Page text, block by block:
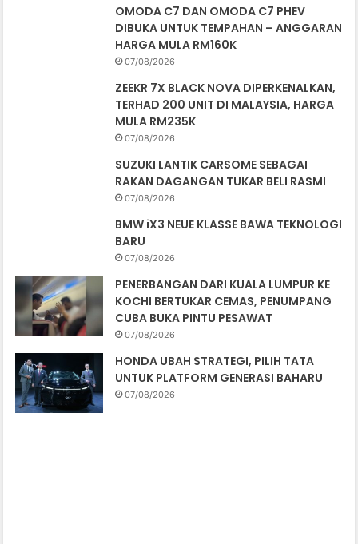
OMODA C7 DAN OMODA C7 PHEV
DIBUKA UNTUK TEMPAHAN – ANGGARAN
HARGA MULA RM160K
07/08/2026
ZEEKR 7X BLACK NOVA DIPERKENALKAN,
TERHAD 200 UNIT DI MALAYSIA, HARGA
MULA RM235K
07/08/2026
SUZUKI LANTIK CARSOME SEBAGAI
RAKAN DAGANGAN TUKAR BELI RASMI
07/08/2026
BMW iX3 NEUE KLASSE BAWA TEKNOLOGI
BARU
07/08/2026
PENERBANGAN DARI KUALA LUMPUR KE
KOCHI BERTUKAR CEMAS, PENUMPANG
CUBA BUKA PINTU PESAWAT
07/08/2026
HONDA UBAH STRATEGI, PILIH TATA
UNTUK PLATFORM GENERASI BAHARU
07/08/2026